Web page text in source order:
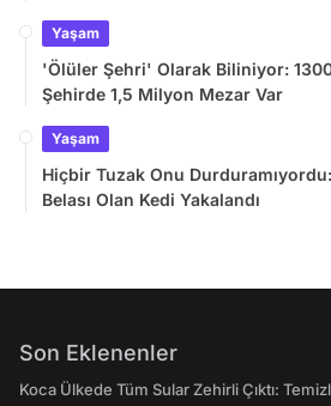
Yaşam
'Ölüler Şehri' Olarak Biliniyor: 1300
Şehirde 1,5 Milyon Mezar Var
Yaşam
Hiçbir Tuzak Onu
Belası Olan Kedi Yakalandı
Son Eklenenler
Koca Ülkede Tüm Sular Zehirli Çıktı: